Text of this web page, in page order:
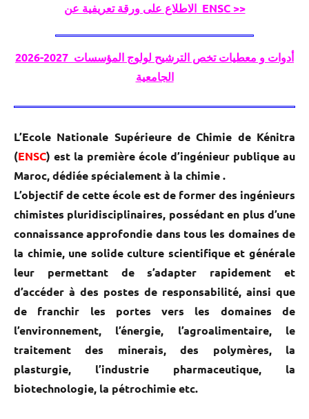
الاطلاع على ورقة تعريفية عن ENSC >>
2026-2027 أدوات و معطيات تخص الترشيح لولوج المؤسسات
الجامعية
L’Ecole Nationale Supérieure de Chimie de Kénitra
(ENSC) est la première école d’ingénieur publique au
Maroc, dédiée spécialement à la chimie .
L’objectif de cette école est de former des ingénieurs
chimistes pluridisciplinaires, possédant en plus d’une
connaissance approfondie dans tous les domaines de
la chimie, une solide culture scientifique et générale
leur permettant de s’adapter rapidement et
d’accéder à des postes de responsabilité, ainsi que
de franchir les portes vers les domaines de
l’environnement, l’énergie, l’agroalimentaire, le
traitement des minerais, des polymères, la
plasturgie, l’industrie pharmaceutique, la
biotechnologie, la pétrochimie etc.